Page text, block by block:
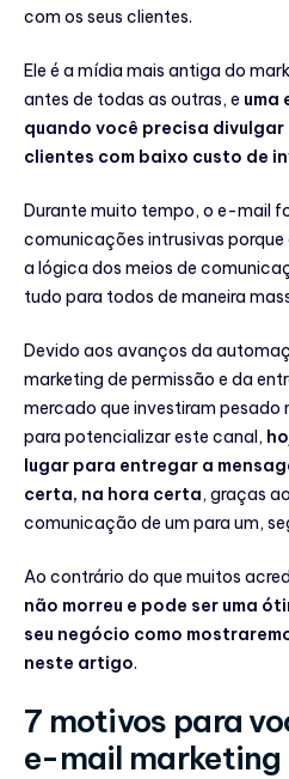
com os seus clientes.
Ele é a mídia mais antiga do
antes de todas as outras, e uma
quando você precisa
clientes com baixo custo de
Durante muito tempo, o e-mail
comunicações intrusivas porque
a lógica dos meios de
tudo para todos de maneira
Devido aos avanços da
marketing de permissão e da
mercado que investiram
para potencializar este canal,
lugar para entregar a
certa, na hora certa, graças
comunicação de um para um,
Ao contrário do que muitos
não morreu e pode ser uma
seu negócio como
neste artigo.
7 motivos para
e-mail marketing